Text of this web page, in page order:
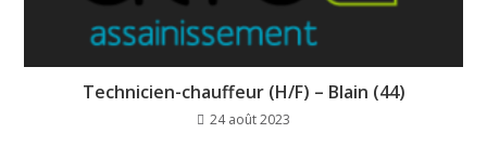
Technicien-chauffeur (H/F) – Blain (44)
24 août 2023